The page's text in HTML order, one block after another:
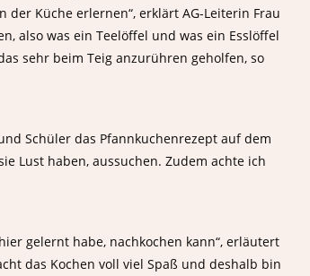
Küche erlernen“, erklärt AG-Leiterin Frau
also was ein Teelöffel und was ein Esslöffel
sehr beim Teig anzurühren geholfen, so
Schüler das Pfannkuchenrezept auf dem
Lust haben, aussuchen. Zudem achte ich
gelernt habe, nachkochen kann“, erläutert
das Kochen voll viel Spaß und deshalb bin